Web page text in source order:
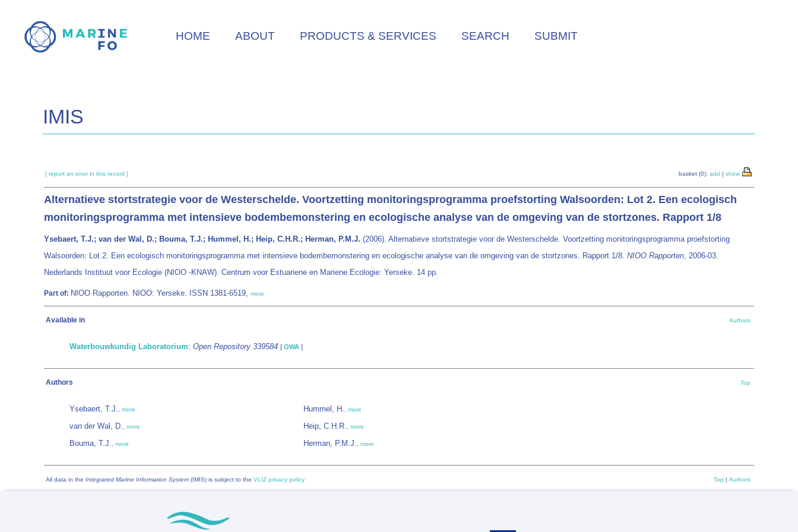
main
HOME ABOUT PRODUCTS & SERVICES SEARCH SUBMIT
IMIS
[ report an error in this record ] basket (0): add | show
Alternatieve stortstrategie voor de Westerschelde. Voortzetting monitoringsprogramma proefstorting Walsoorden: Lot 2. Een ecologisch
monitoringsprogramma met intensieve bodembemonstering en ecologische analyse van de omgeving van de stortzones. Rapport 1/8
Ysebaert, T.J.; van der Wal, D.; Bouma, T.J.; Hummel, H.; Heip, C.H.R.; Herman, P.M.J. (2006). Alternatieve stortstrategie voor de Westerschelde. Voortzetting monitoringsprogramma proefstorting
Walsoorden: Lot 2. Een ecologisch monitoringsprogramma met intensieve bodembemonstering en ecologische analyse van de omgeving van de stortzones. Rapport 1/8. NIOO Rapporten, 2006-03.
Nederlands Instituut voor Ecologie (NIOO -KNAW). Centrum voor Estuariene en Mariene Ecologie: Yerseke. 14 pp.
Part of: NIOO Rapporten. NIOO: Yerseke. ISSN 1381-6519, more
Available in Authors
Waterbouwkundig Laboratorium: Open Repository 339584 [ OWA ]
Authors Top
Ysebaert, T.J. more
van der Wal, D. more
Bouma, T.J. more
Hummel, H. more
Heip, C.H.R. more
Herman, P.M.J. more
All data in the Integrated Marine Information System (IMIS) is subject to the VLIZ privacy policy Top | Authors